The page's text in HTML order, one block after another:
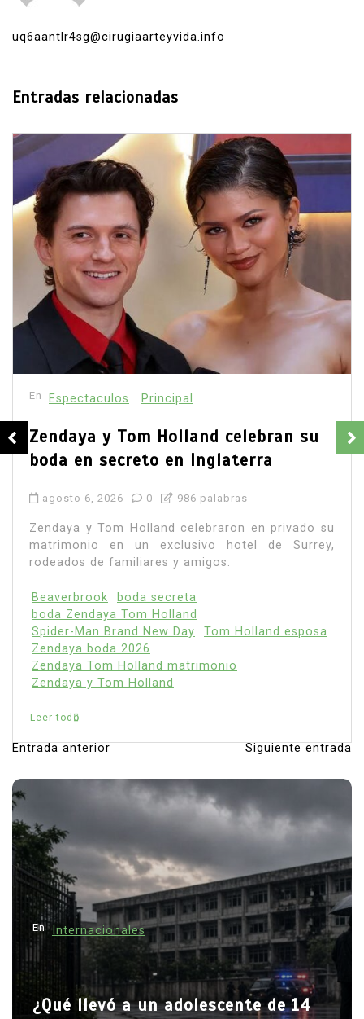
uq6aantlr4sg@cirugiaarteyvida.info
Entradas relacionadas
En Principal
Emjay impulsa el ‘pop pesado’: la
cantante mexicana quiere abrir
femenina
agosto 7, 2026 0 886 palabras
momentos más importantes de su carrera. Con
una nominación en la categoría La Nueva...
Leer todo
N
a
v
e
g
a
ó
n
Entrada anterior Siguiente entrada